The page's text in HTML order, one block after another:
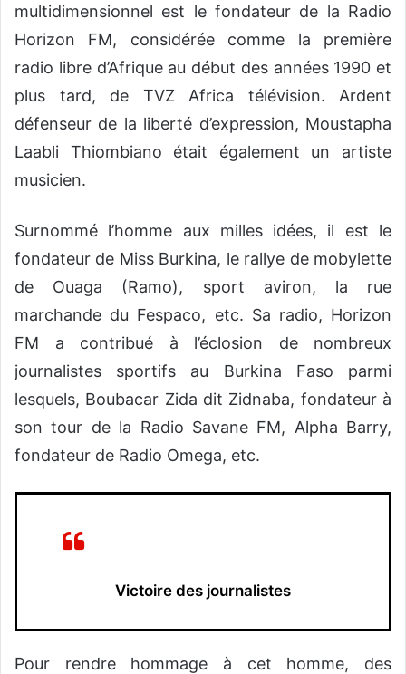
multidimensionnel est le fondateur de la Radio
Horizon FM, considérée comme la première
radio libre d’Afrique au début des années 1990 et
plus tard, de TVZ Africa télévision. Ardent
défenseur de la liberté d’expression, Moustapha
Laabli Thiombiano était également un artiste
musicien.
Surnommé l’homme aux milles idées, il est le
fondateur de Miss Burkina, le rallye de mobylette
de Ouaga (Ramo), sport aviron, la rue
marchande du Fespaco, etc. Sa radio, Horizon
FM a contribué à l’éclosion de nombreux
journalistes sportifs au Burkina Faso parmi
lesquels, Boubacar Zida dit Zidnaba, fondateur à
son tour de la Radio Savane FM, Alpha Barry,
fondateur de Radio Omega, etc.
Victoire des journalistes
Pour rendre hommage à cet homme, des